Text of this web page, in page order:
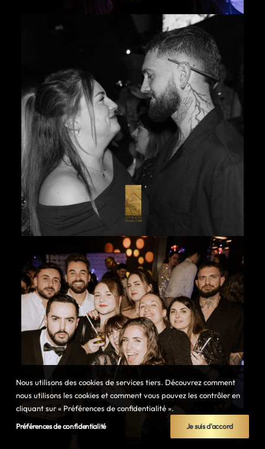
Nous utilisons des cookies de services tiers. Découvrez comment
nous utilisons les cookies et comment vous pouvez les contrôler en
cliquant sur « Préférences de confidentialité ».
Préférences de confidentialité Je suis d'accord